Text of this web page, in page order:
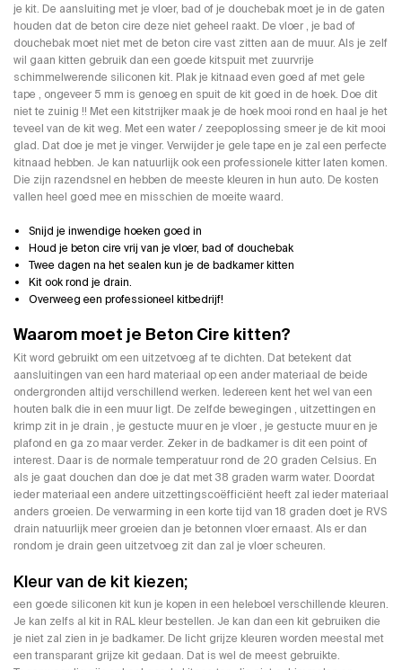
je kit. De aansluiting met je vloer, bad of je douchebak moet je in de gaten
houden dat de beton cire deze niet geheel raakt. De vloer , je bad of
douchebak moet niet met de beton cire vast zitten aan de muur. Als je zelf
wil gaan kitten gebruik dan een goede kitspuit met zuurvrije
schimmelwerende siliconen kit. Plak je kitnaad even goed af met gele
tape , ongeveer 5 mm is genoeg en spuit de kit goed in de hoek. Doe dit
niet te zuinig !! Met een kitstrijker maak je de hoek mooi rond en haal je het
teveel van de kit weg. Met een water / zeepoplossing smeer je de kit mooi
glad. Dat doe je met je vinger. Verwijder je gele tape en je zal een perfecte
kitnaad hebben. Je kan natuurlijk ook een professionele kitter laten komen.
Die zijn razendsnel en hebben de meeste kleuren in hun auto. De kosten
vallen heel goed mee en misschien de moeite waard.
Snijd je inwendige hoeken goed in
Houd je beton cire vrij van je vloer, bad of douchebak
Twee dagen na het sealen kun je de badkamer kitten
Kit ook rond je drain.
Overweeg een professioneel kitbedrijf!
Waarom moet je Beton Cire kitten?
Kit word gebruikt om een uitzetvoeg af te dichten. Dat betekent dat
aansluitingen van een hard materiaal op een ander materiaal de beide
ondergronden altijd verschillend werken. Iedereen kent het wel van een
houten balk die in een muur ligt. De zelfde bewegingen , uitzettingen en
krimp zit in je drain , je gestucte muur en je vloer , je gestucte muur en je
plafond en ga zo maar verder. Zeker in de badkamer is dit een point of
interest. Daar is de normale temperatuur rond de 20 graden Celsius. En
als je gaat douchen dan doe je dat met 38 graden warm water. Doordat
ieder materiaal een andere uitzettingscoëfficiënt heeft zal ieder materiaal
anders groeien. De verwarming in een korte tijd van 18 graden doet je RVS
drain natuurlijk meer groeien dan je betonnen vloer ernaast. Als er dan
rondom je drain geen uitzetvoeg zit dan zal je vloer scheuren.
Kleur van de kit kiezen;
een goede siliconen kit kun je kopen in een heleboel verschillende kleuren.
Je kan zelfs al kit in RAL kleur bestellen. Je kan dan een kit gebruiken die
je niet zal zien in je badkamer. De licht grijze kleuren worden meestal met
een transparant grijze kit gedaan. Dat is wel de meest gebruikte.